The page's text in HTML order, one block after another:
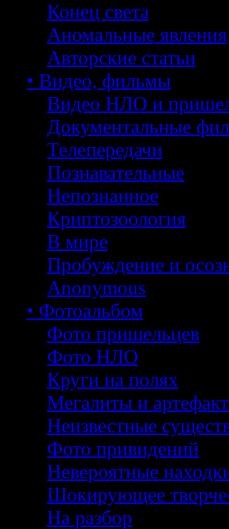
Конец света
Аномальные явления
Авторские статьи
• Видео, фильмы
Видео НЛО и
Документальные
Телепередачи
Познавательные
Непознанное
Криптозоология
В мире
Пробуждение и
Anonymous
• Фотоальбом
Фото пришельцев
Фото НЛО
Круги на полях
Мегалиты и
Неизвестные
Фото привидений
Невероятные
Шокирующее
На разбор